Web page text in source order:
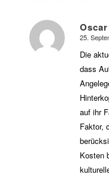
Oscar
sagte:
25.
Die
dass
auf ihr
Faktor,
Kosten